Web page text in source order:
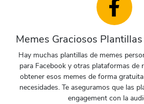
Use Template
Memes Graciosos
Hay muchas plantillas de memes
para Facebook y otras plataformas de
obtener esos memes de forma
necesidades. Te aseguramos que las
engagement con la